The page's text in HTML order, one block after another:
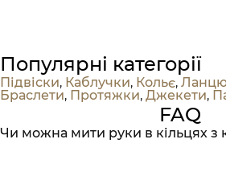
Популярні категорії
Підвіски, Каблучки, Кольє,
Браслети, Протяжки, Джекети,
FAQ
Чи можна мити руки в кільцях з